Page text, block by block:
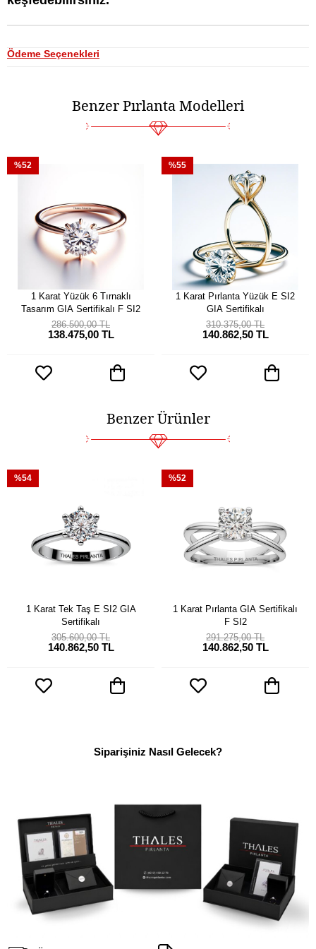
Ödeme Seçenekleri
Benzer Pırlanta Modelleri
1 Karat Yüzük 6 Tırnaklı
Tasarım GIA Sertifikalı F SI2
138.475,00 TL
286.500,00 TL
%52
1 Karat Pırlanta Yüzük E SI2
GIA Sertifikalı
140.862,50 TL
310.375,00 TL
%55
Benzer Ürünler
1 Karat Tek Taş E SI2 GIA
Sertifikalı
140.862,50 TL
305.600,00 TL
%54
1 Karat Pırlanta GIA Sertifikalı
F SI2
140.862,50 TL
291.275,00 TL
%52
Siparişiniz Nasıl Gelecek?